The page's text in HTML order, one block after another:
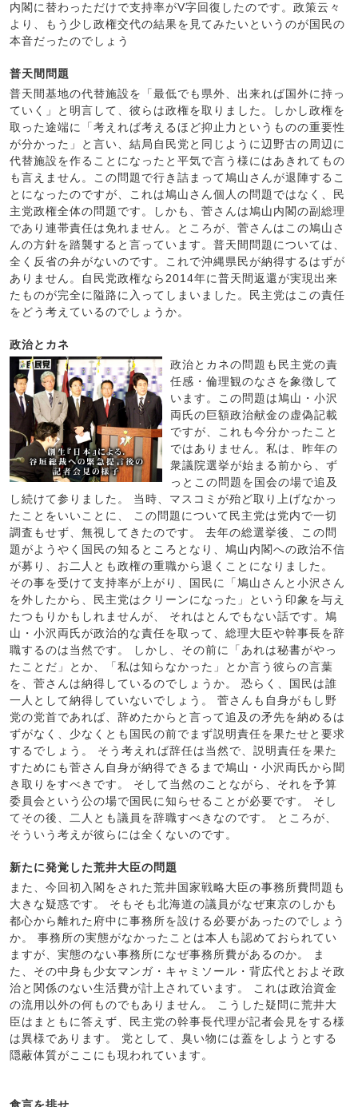
内閣に替わっただけで支持率がV字回復したのです。政策云々
より、もう少し政権交代の結果を見てみたいというのが国民の
本音だったのでしょう
普天間問題
普天間基地の代替施設を「最低でも県外、出来れば国外に持っ
ていく」と明言して、彼らは政権を取りました。しかし政権を
取った途端に「考えれば考えるほど抑止力というものの重要性
が分かった」と言い、結局自民党と同じように辺野古の周辺に
代替施設を作ることになったと平気で言う様にはあきれてもの
も言えません。この問題で行き詰まって鳩山さんが退陣するこ
とになったのですが、これは鳩山さん個人の問題ではなく、民
主党政権全体の問題です。しかも、菅さんは鳩山内閣の副総理
であり連帯責任は免れません。ところが、菅さんはこの鳩山さ
んの方針を踏襲すると言っています。普天間問題については、
全く反省の弁がないのです。これで沖縄県民が納得するはずが
ありません。自民党政権なら2014年に普天間返還が実現出来
たものが完全に隘路に入ってしまいました。民主党はこの責任
をどう考えているのでしょうか。
政治とカネ
政治とカネの問題も民主党の責
任感・倫理観のなさを象徴して
います。この問題は鳩山・小沢
両氏の巨額政治献金の虚偽記載
ですが、これも今分かったこと
ではありません。私は、昨年の
衆議院選挙が始まる前から、ず
っとこの問題を国会の場で追及
し続けて参りました。 当時、マスコミが殆ど取り上げなかっ
たことをいいことに、 この問題について民主党は党内で一切
調査もせず、無視してきたのです。 去年の総選挙後、この問
題がようやく国民の知るところとなり、鳩山内閣への政治不信
が募り、お二人とも政権の重職から退くことになりました。
その事を受けて支持率が上がり、国民に「鳩山さんと小沢さん
を外したから、民主党はクリーンになった」という印象を与え
たつもりかもしれませんが、 それはとんでもない話です。鳩
山・小沢両氏が政治的な責任を取って、総理大臣や幹事長を辞
職するのは当然です。 しかし、その前に「あれは秘書がやっ
たことだ」とか、「私は知らなかった」とか言う彼らの言葉
を、菅さんは納得しているのでしょうか。 恐らく、国民は誰
一人として納得していないでしょう。 菅さんも自身がもし野
党の党首であれば、辞めたからと言って追及の矛先を納めるは
ずがなく、少なくとも国民の前でまず説明責任を果たせと要求
するでしょう。 そう考えれば辞任は当然で、説明責任を果た
すためにも菅さん自身が納得できるまで鳩山・小沢両氏から聞
き取りをすべきです。 そして当然のことながら、それを予算
委員会という公の場で国民に知らせることが必要です。 そし
てその後、二人とも議員を辞職すべきなのです。 ところが、
そういう考えが彼らには全くないのです。
新たに発覚した荒井大臣の問題
また、今回初入閣をされた荒井国家戦略大臣の事務所費問題も
大きな疑惑です。 そもそも北海道の議員がなぜ東京のしかも
都心から離れた府中に事務所を設ける必要があったのでしょう
か。 事務所の実態がなかったことは本人も認めておられてい
ますが、実態のない事務所になぜ事務所費があるのか。 ま
た、その中身も少女マンガ・キャミソール・背広代とおよそ政
治と関係のない生活費が計上されています。 これは政治資金
の流用以外の何ものでもありません。 こうした疑問に荒井大
臣はまともに答えず、民主党の幹事長代理が記者会見をする様
は異様であります。 党として、臭い物には蓋をしようとする
隠蔽体質がここにも現われています。